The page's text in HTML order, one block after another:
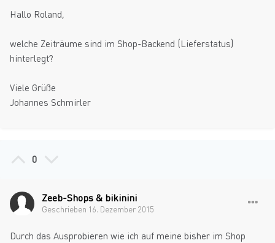
Hallo Roland,
welche Zeiträume sind im Shop-Backend (Lieferstatus)
hinterlegt?
Viele Grüße
Johannes Schmirler
0
Zeeb-Shops & bikinini
Geschrieben 16. Dezember 2015
Durch das Ausprobieren wie ich auf meine bisher im Shop